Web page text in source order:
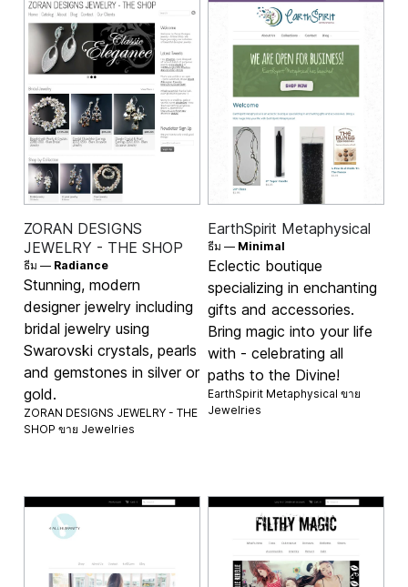
ZORAN DESIGNS
JEWELRY - THE SHOP
ธีม — Radiance
Stunning, modern
designer jewelry including
bridal jewelry using
Swarovski crystals, pearls
and gemstones in silver or
gold.
ZORAN DESIGNS JEWELRY - THE
SHOP ขาย Jewelries
EarthSpirit Metaphysical
ธีม — Minimal
Eclectic boutique
specializing in enchanting
gifts and accessories.
Bring magic into your life
with - celebrating all
paths to the Divine!
EarthSpirit Metaphysical ขาย
Jewelries